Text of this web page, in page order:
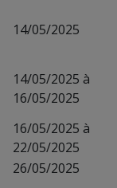
14/05/2025
14/05/2025 à
16/05/2025
16/05/2025 à
22/05/2025
26/05/2025